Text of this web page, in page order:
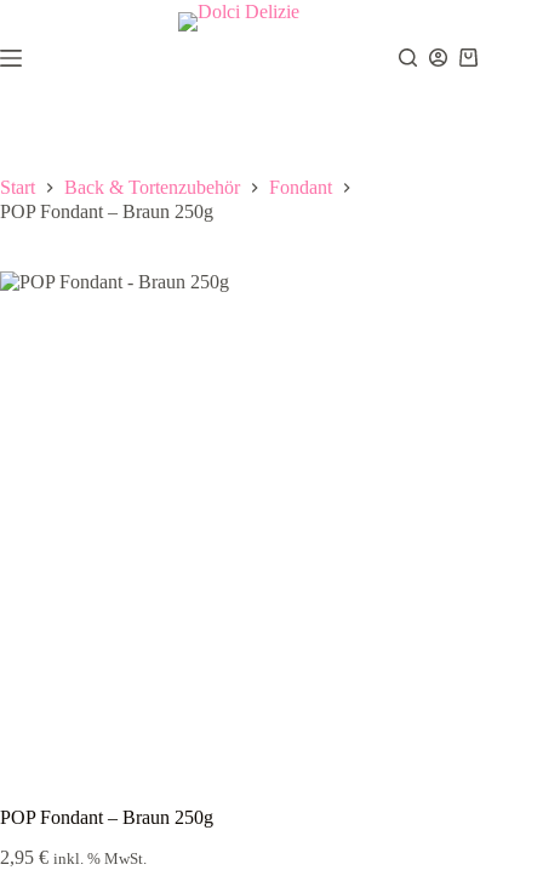
springen
Warenkorb
Start Back & Tortenzubehör
Fondant
POP Fondant – Braun 250g
POP Fondant – Braun 250g
2,95 € inkl. % MwSt.